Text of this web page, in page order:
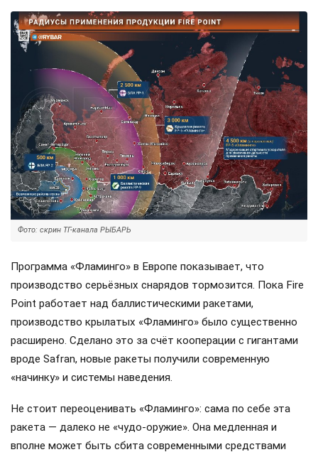
Фото: скрин ТГ-канала РЫБАРЬ
Программа «Фламинго» в Европе показывает, что
производство серьёзных снарядов тормозится. Пока Fire
Point работает над баллистическими ракетами,
производство крылатых «Фламинго» было существенно
расширено. Сделано это за счёт кооперации с гигантами
вроде Safran, новые ракеты получили современную
«начинку» и системы наведения.
Не стоит переоценивать «Фламинго»: сама по себе эта
ракета — далеко не «чудо-оружие». Она медленная и
вполне может быть сбита современными средствами